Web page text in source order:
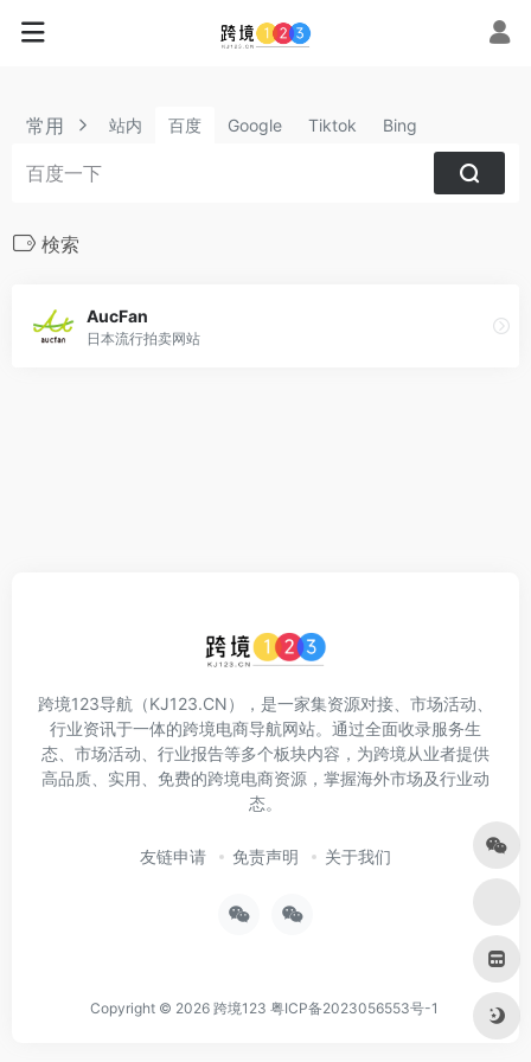
常用 站内 百度 Google Tiktok Bing
検索
AucFan
日本流行拍卖网站
跨境123导航（KJ123.CN），是一家集资源对接、市场活动、
行业资讯于一体的跨境电商导航网站。通过全面收录服务生
态、市场活动、行业报告等多个板块内容，为跨境从业者提供
高品质、实用、免费的跨境电商资源，掌握海外市场及行业动
态。
友链申请 免责声明 关于我们
Copyright © 2026 跨境123 粤ICP备2023056553号-1